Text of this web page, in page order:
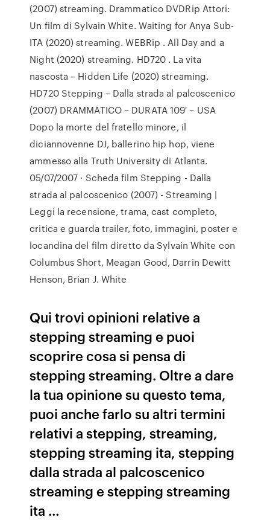
(2007) streaming. Drammatico DVDRip Attori:
Un film di Sylvain White. Waiting for Anya Sub-
ITA (2020) streaming. WEBRip . All Day and a
Night (2020) streaming. HD720 . La vita
nascosta – Hidden Life (2020) streaming.
HD720 Stepping – Dalla strada al palcoscenico
(2007) DRAMMATICO – DURATA 109′ – USA
Dopo la morte del fratello minore, il
diciannovenne DJ, ballerino hip hop, viene
ammesso alla Truth University di Atlanta.
05/07/2007 · Scheda film Stepping -­ Dalla
strada al palcoscenico (2007) - Streaming |
Leggi la recensione, trama, cast completo,
critica e guarda trailer, foto, immagini, poster e
locandina del film diretto da Sylvain White con
Columbus Short, Meagan Good, Darrin Dewitt
Henson, Brian J. White
Qui trovi opinioni relative a
stepping streaming e puoi
scoprire cosa si pensa di
stepping streaming. Oltre a dare
la tua opinione su questo tema,
puoi anche farlo su altri termini
relativi a stepping, streaming,
stepping streaming ita, stepping
dalla strada al palcoscenico
streaming e stepping streaming
ita …